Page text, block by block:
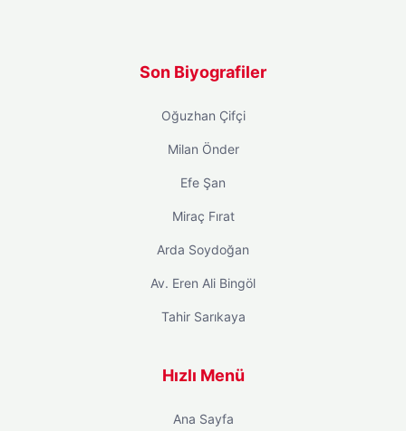
Son Biyografiler
Oğuzhan Çifçi
Milan Önder
Efe Şan
Miraç Fırat
Arda Soydoğan
Av. Eren Ali Bingöl
Tahir Sarıkaya
Hızlı Menü
Ana Sayfa